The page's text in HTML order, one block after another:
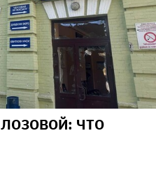
ЧТО